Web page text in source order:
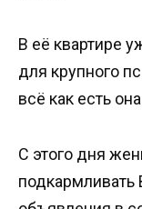
В её квартире
для крупного
всё как есть
С этого дня
подкармливать